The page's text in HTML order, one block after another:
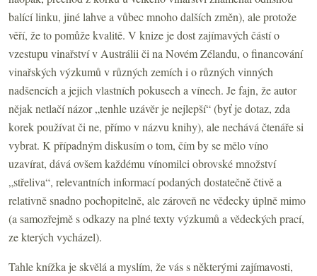
balící linku, jiné lahve a vůbec mnoho dalších změn), ale protože
věří, že to pomůže kvalitě. V knize je dost zajímavých částí o
vzestupu vinařství v Austrálii či na Novém Zélandu, o financování
vinařských výzkumů v různých zemích i o různých vinných
nadšencích a jejich vlastních pokusech a vínech. Je fajn, že autor
nějak netlačí názor „tenhle uzávěr je nejlepší“ (byť je dotaz, zda
korek používat či ne, přímo v názvu knihy), ale nechává čtenáře si
vybrat. K případným diskusím o tom, čím by se mělo víno
uzavírat, dává ovšem každému vínomilci obrovské množství
„střeliva“, relevantních informací podaných dostatečně čtivě a
relativně snadno pochopitelně, ale zároveň ne vědecky úplně mimo
(a samozřejmě s odkazy na plné texty výzkumů a vědeckých prací,
ze kterých vycházel).
Tahle knížka je skvělá a myslím, že vás s některými zajímavosti,